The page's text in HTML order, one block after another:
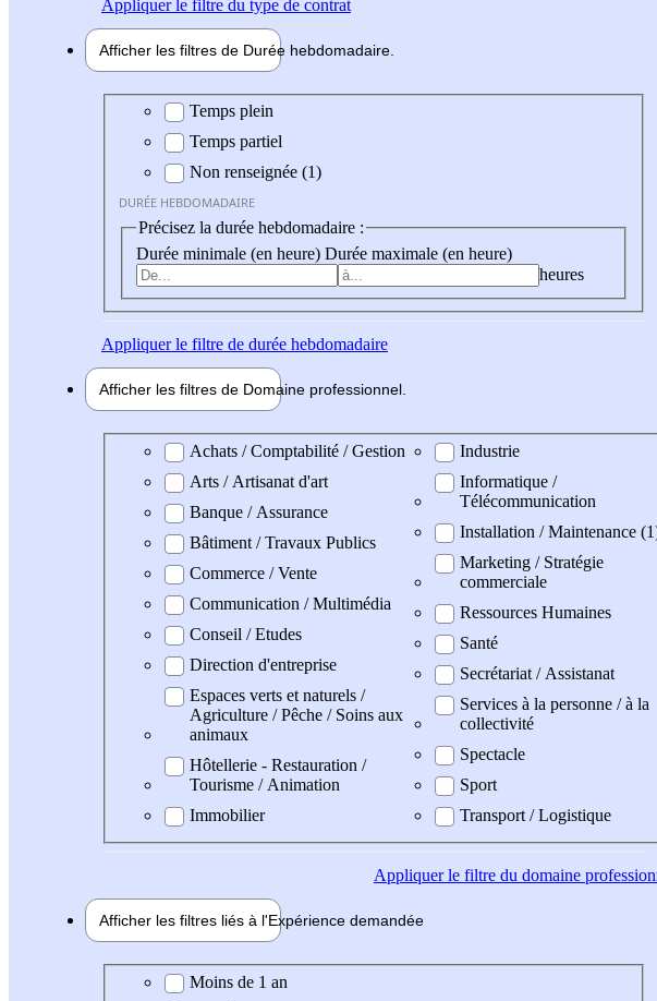
Appliquerle filtre du type de contrat
Afficher les filtres de Durée hebdomadaire
Durée hebdomadaire
Temps plein
Temps partiel
Non renseignée (1)
DURÉE HEBDOMADAIRE
Précisez la durée hebdomadaire :
Durée minimale (en heure) Durée maximale (en heure)
heures
Appliquerle filtre de durée hebdomadaire
Afficher les filtres de Domaine professionnel
Domaine professionel
Achats / Comptabilité / Gestion
Arts / Artisanat d'art
Banque / Assurance
Bâtiment / Travaux Publics
Commerce / Vente
Communication / Multimédia
Conseil / Etudes
Direction d'entreprise
Espaces verts et naturels /
Agriculture / Pêche / Soins aux
animaux
Hôtellerie - Restauration /
Tourisme / Animation
Immobilier
Industrie
Informatique /
Télécommunication
Installation / Maintenance
Marketing / Stratégie
commerciale
Ressources Humaines
Santé
Secrétariat / Assistanat
Services à la personne / à la
collectivité
Spectacle
Sport
Transport / Logistique
Appliquerle filtre du domaine
Afficher les filtres liés à l'Expérience demandée
Expérience demandée
Moins de 1 an